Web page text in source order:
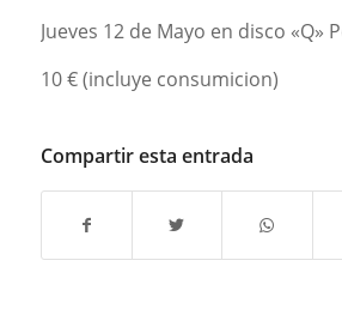
Jueves 12 de Mayo en disco «Q»
10 € (incluye consumicion)
Compartir esta entrada